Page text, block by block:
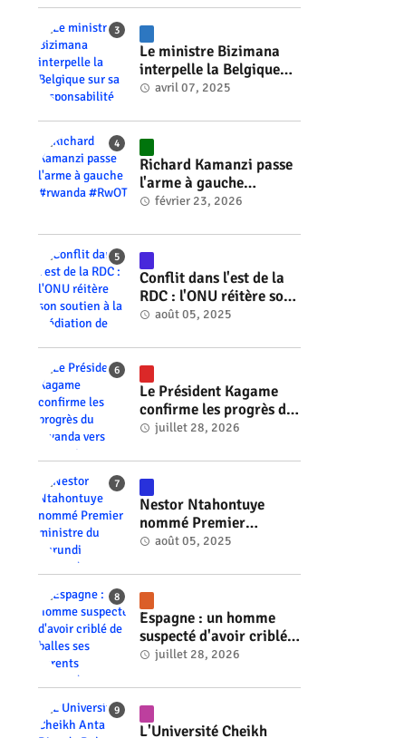
#RwOT
Le ministre Bizimana
interpelle la Belgique
sur sa responsabilité
génocide #rwanda
#RwOT
avril 07, 2025
Richard Kamanzi passe
l'arme à gauche
#rwanda #RwOT
février 23, 2026
Conflit dans l'est de la
RDC : l'ONU réitère son
soutien à la médiation
#rwanda #RwOT
août 05, 2025
Le Président Kagame
confirme les progrès du
Rwanda vers l'énergie
2030 #rwanda #RwOT
juillet 28, 2026
Nestor Ntahontuye
nommé Premier
ministre du Burundi
août 05, 2025
Espagne : un homme
suspecté d'avoir criblé
de balles ses parents
juillet 28, 2026
L'Université Cheikh